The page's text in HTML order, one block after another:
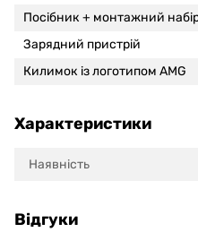
Посібник + монтажний
Зарядний пристрій
Килимок із логотипом AMG
Характеристики
Наявність
Відгуки